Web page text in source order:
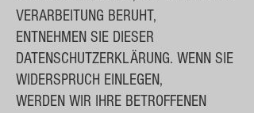
VERARBEITUNG BERUHT,
ENTNEHMEN SIE DIESER
DATENSCHUTZERKLÄRUNG. WENN SIE
WIDERSPRUCH EINLEGEN,
WERDEN WIR IHRE BETROFFENEN